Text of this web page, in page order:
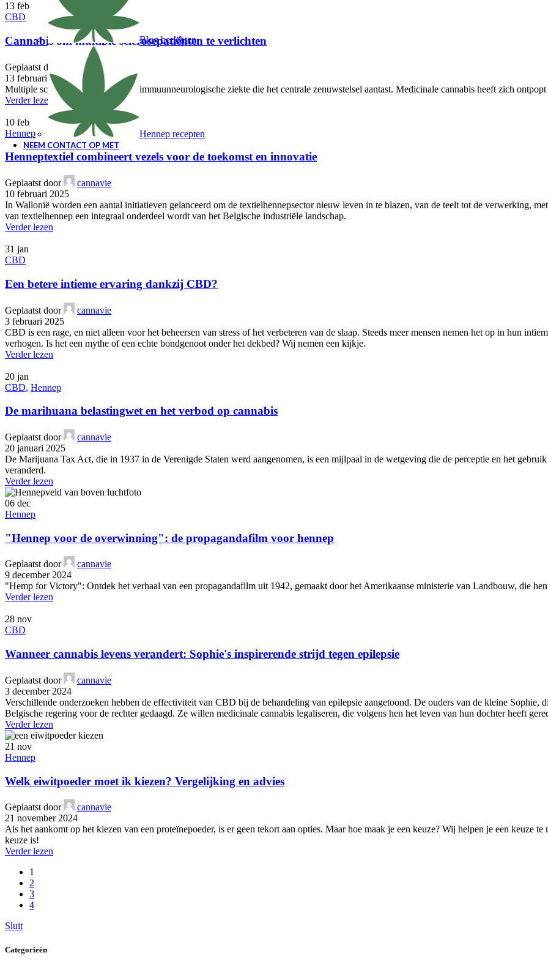
Blog berichten
Hennep recepten
NEEM CONTACT OP MET
13 feb
CBD
Cannabis om multiple sclerosepatiënten te verlichten
Geplaatst door
cannavie
13 februari 2025
Multiple sclerose (MS) is een auto-immuunneurologische ziekte die het centrale zenuwstelsel aantast. Medicinale cannabis heeft zich
Verder lezen
10 feb
Hennep
Henneptextiel combineert vezels voor de toekomst en innovatie
Geplaatst door
cannavie
10 februari 2025
In Wallonië worden een aantal initiatieven gelanceerd om de textielhennepsector nieuw leven in te blazen, van de teelt tot de verwerking,
van textielhennep een integraal onderdeel wordt van het Belgische industriële landschap.
Verder lezen
31 jan
CBD
Een betere intieme ervaring dankzij CBD?
Geplaatst door
cannavie
3 februari 2025
CBD is een rage, en niet alleen voor het beheersen van stress of het verbeteren van de slaap. Steeds meer mensen nemen het op in hun
verhogen. Is het een mythe of een echte bondgenoot onder het dekbed? Wij nemen een kijkje.
Verder lezen
20 jan
CBD, Hennep
De marihuana belastingwet en het verbod op cannabis
Geplaatst door
cannavie
20 januari 2025
De Marijuana Tax Act, die in 1937 in de Verenigde Staten werd aangenomen, is een mijlpaal in de wetgeving die de perceptie en het
veranderd.
Verder lezen
06 dec
Hennep
"Hennep voor de overwinning": de propagandafilm voor hennep
Geplaatst door
cannavie
9 december 2024
"Hemp for Victory": Ontdek het verhaal van een propagandafilm uit 1942, gemaakt door het Amerikaanse ministerie van Landbouw, die
Verder lezen
28 nov
CBD
Wanneer cannabis levens verandert: Sophie's inspirerende strijd tegen epilepsie
Geplaatst door
cannavie
3 december 2024
Verschillende onderzoeken hebben de effectiviteit van CBD bij de behandeling van epilepsie aangetoond. De ouders van de kleine Sophie,
Belgische regering voor de rechter gedaagd. Ze willen medicinale cannabis legaliseren, die volgens hen het leven van hun dochter heeft
Verder lezen
21 nov
Hennep
Welk eiwitpoeder moet ik kiezen? Vergelijking en advies
Geplaatst door
cannavie
21 november 2024
Als het aankomt op het kiezen van een proteïnepoeder, is er geen tekort aan opties. Maar hoe maak je een keuze? Wij helpen je een keuze
keuze is!
Verder lezen
1
2
3
4
Sluit
Categorieën